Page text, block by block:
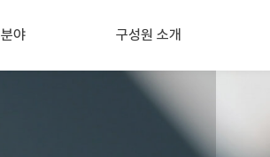
야 구성원 소개
고문
대표, 파트너노무사